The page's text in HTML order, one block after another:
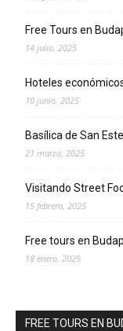
Free Tours en
14 julio, 2025
Hoteles
10 junio, 2025
Basílica de San
21 marzo, 2025
Visitando Street
15 febrero, 2025
Free tours en
18 enero, 2025
FREE TOURS EN